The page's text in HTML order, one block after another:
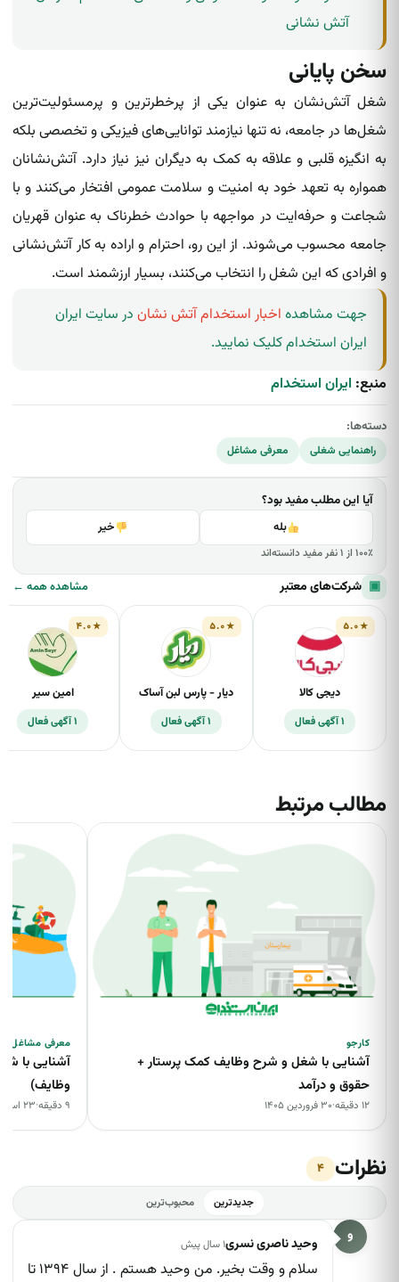
آتش نشانی
سخن پایانی
شغل آتش‌نشان به عنوان یکی از پرخطرترین و پرمسئولیت‌ترین
شغل‌ها در جامعه، نه تنها نیازمند توانایی‌های فیزیکی و تخصصی بلکه
به انگیزه قلبی و علاقه به کمک به دیگران نیز نیاز دارد. آتش‌نشانان
همواره به تعهد خود به امنیت و سلامت عمومی افتخار می‌کنند و با
شجاعت و حرفه‌ایت در مواجهه با حوادث خطرناک به عنوان قهریان
جامعه محسوب می‌شوند. از این رو، احترام و اراده به کار آتش‌نشانی
و افرادی که این شغل را انتخاب می‌کنند، بسیار ارزشمند است.
جهت مشاهده اخبار استخدام آتش نشان در سایت ایران
ایران استخدام کلیک نمایید.
منبع: ایران استخدام
دسته‌ها:
راهنمایی شغلی معرفی مشاغل
آیا این مطلب مفید بود؟
بله خیر
۱۰۰٪ از ۱ نفر مفید دانسته‌اند
▣ شرکت‌های معتبر مشاهده همه ←
۵.۰
دیجی کالا
۱ آگهی فعال
۵.۰
دیار - پارس لبن آساک
۱ آگهی فعال
۴.۰
امین سیر
۱ آگهی فعال
مطالب مرتبط
کارجو
آشنایی با شغل و شرح وظایف کمک پرستار +
حقوق و درآمد
۱۲ دقیقه ·۳۰ فروردین ۱۴۰۵
معرفی مشاغل
آشنایی با
وظایف)
۹ دقیقه ·۲۳ اسفند ۱۴۰۴
نظرات ۴
جدیدترین محبوب‌ترین
و وحید ناصری نسری۱ سال پیش
سلام و وقت بخیر. من وحید هستم . از سال ۱۳۹۴ تا
گزارش این دیدگاه ✕